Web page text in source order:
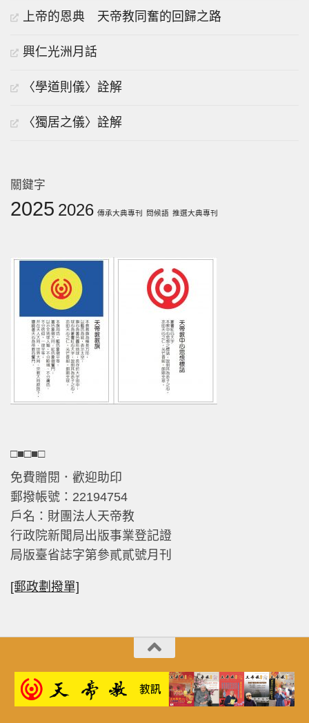
上帝的恩典 天帝教同奮的回歸之路
興仁光洲月話
〈學道則儀〉詮解
〈獨居之儀〉詮解
關鍵字
2025 2026 傳承大典專刊 問候語 推選大典專刊
□■□■□
免費贈閱．歡迎助印
郵撥帳號：22194754
戶名：財團法人天帝教
行政院新聞局出版事業登記證
局版臺省誌字第參貳貳號月刊
[郵政劃撥單]